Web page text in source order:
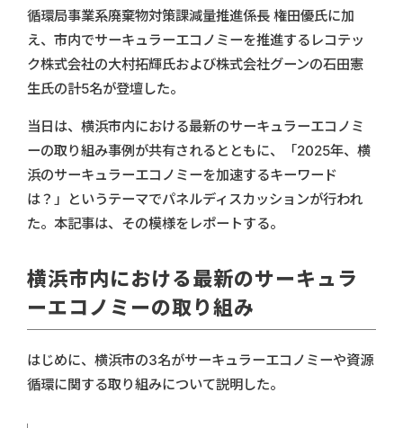
循環局事業系廃棄物対策課減量推進係長 権田優氏に加
え、市内でサーキュラーエコノミーを推進するレコテッ
ク株式会社の大村拓輝氏および株式会社グーンの石田憲
生氏の計5名が登壇した。
当日は、横浜市内における最新のサーキュラーエコノミ
ーの取り組み事例が共有されるとともに、「2025年、横
浜のサーキュラーエコノミーを加速するキーワード
は？」というテーマでパネルディスカッションが行われ
た。本記事は、その模様をレポートする。
横浜市内における最新のサーキュラ
ーエコノミーの取り組み
はじめに、横浜市の3名がサーキュラーエコノミーや資源
循環に関する取り組みについて説明した。